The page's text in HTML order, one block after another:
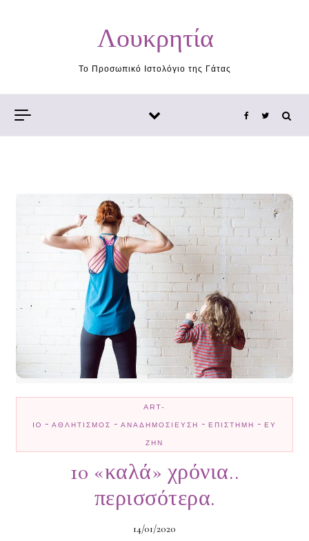
Λουκρητία
Το Προσωπικό Ιστολόγιο της Γάτας
ART-
IO - ΑΘΛΗΤΙΣΜΌΣ - ΑΝΑΔΗΜΟΣΊΕΥΣΗ - ΕΠΙΣΤΉΜΗ - ΕΥ
ΖΗΝ
10 «καλά» χρόνια..
περισσότερα.
14/01/2020